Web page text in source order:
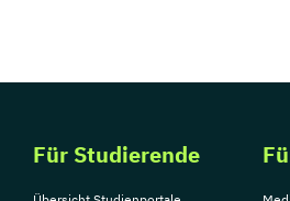
Für Studierende